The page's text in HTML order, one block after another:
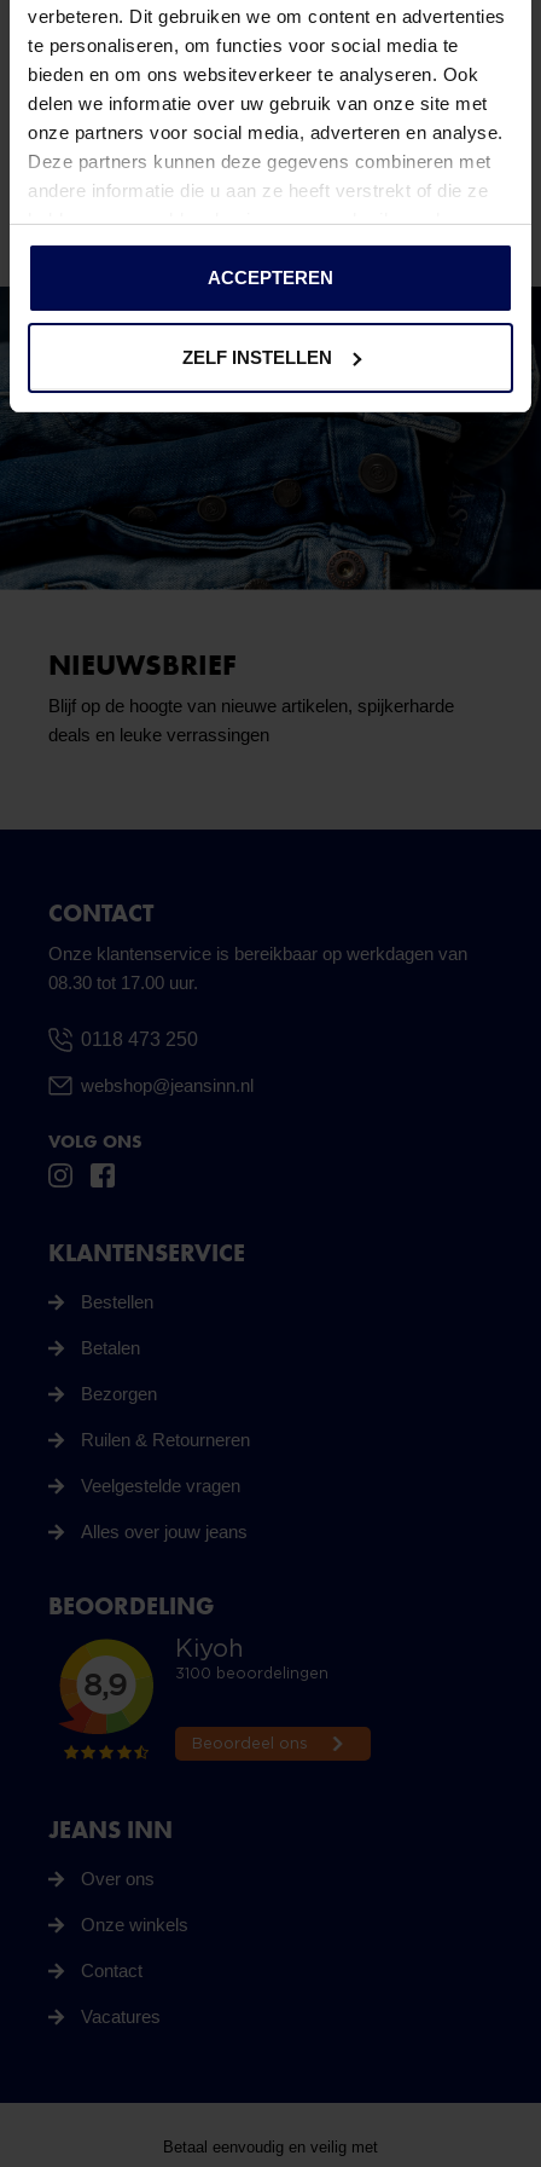
verbeteren. Dit gebruiken we om content en advertenties
te personaliseren, om functies voor social media te
bieden en om ons websiteverkeer te analyseren. Ook
delen we informatie over uw gebruik van onze site met
onze partners voor social media, adverteren en analyse.
Deze partners kunnen deze gegevens combineren met
andere informatie die u aan ze heeft verstrekt of die ze
hebben verzameld op basis van uw gebruik van hun
services.
ACCEPTEREN
ZELF INSTELLEN
combineren met andere items op onze website voor een
complete outfit.
VRAGEN OVER DIT PRODUCT?
We helpen je graag verder online of in één van onze 6 winkels.
Stel je vraag aan de
klantenservice
of bezoek een van onze
NIEUWSBRIEF
Blijf op de hoogte van nieuwe artikelen, spijkerharde
deals en leuke verrassingen
CONTACT
Onze klantenservice is bereikbaar op werkdagen van
08.30 tot 17.00 uur.
0118 473 250
webshop@jeansinn.nl
VOLG ONS
JEANS INN
Over ons
Onze winkels
Contact
Vacatures
KLANTENSERVICE
Bestellen
Betalen
Bezorgen
Ruilen & Retourneren
Veelgestelde vragen
Alles over jouw jeans
BEOORDELING
Betaal eenvoudig en veilig met